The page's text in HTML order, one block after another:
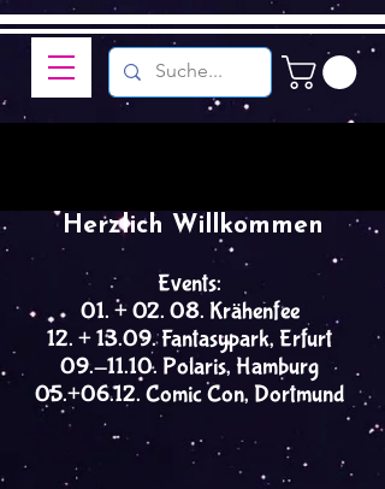
Events:
01. + 02. 08. Krähenfee
12. + 13.09. Fantasypark, Erfurt
09.-11.10. Polaris, Hamburg
05.+06.12. Comic Con, Dortmund
Herzlich Willkommen